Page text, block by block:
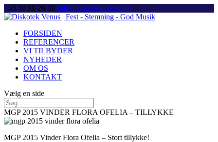
+45 30 98 26 39 Info@diskotekvenus.dk
FORSIDEN
REFERENCER
VI TILBYDER
NYHEDER
OM OS
KONTAKT
Vælg en side
MGP 2015 VINDER FLORA OFELIA – TILLYKKE
MGP 2015 Vinder Flora Ofelia – Stort tillykke!